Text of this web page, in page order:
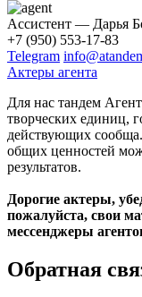
Ассистент — Дарья
+7 (950) 553-17-83
Telegram
Актеры агента
Для нас тандем
творческих единиц,
действующих
общих ценностей
результатов.
Дорогие актеры,
пожалуйста, свои
мессенджеры
Обратная